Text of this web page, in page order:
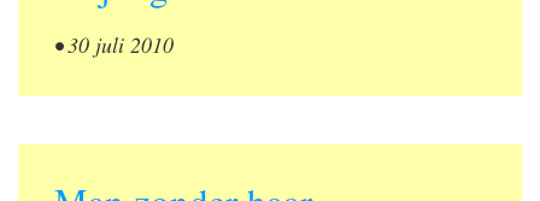
•30 juli 2010